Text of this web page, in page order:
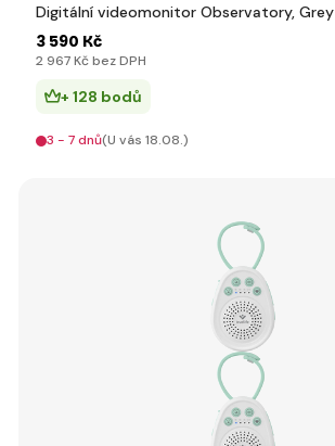
Digitální videomonitor Observatory, Grey
3 590 Kč
2 967 Kč bez DPH
+ 128 bodů
3 - 7 dnů(U vás 18.08.)